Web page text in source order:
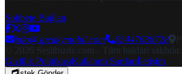
Sohbete Bağlan
info@speakymobil.com 05447636728
© 2026 Seslibizde.com - Tüm hakları saklıdır.
Gizlilik PolitikasıKullanım Şartlarıİletişim